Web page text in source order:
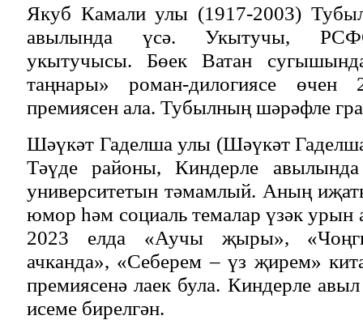
Якуб Камали улы (1917-2003)
авылында үсә. Укытучы,
укытучысы. Бөек Ватан
таңнары» роман-дилогиясе өчен
премиясен ала. Тубылның шәрәфле
Шәүкәт Гаделша улы (Шәүкәт
Тәүде районы, Киндерле
университетын тәмамлый. Аның
юмор һәм социаль темалар үзәк
2023 елда «Аучы җыры»,
ачканда», «Себерем – үз җирем»
премиясенә лаек була. Киндерле
исеме бирелгән.